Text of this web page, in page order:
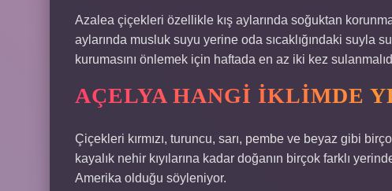
Azalea çiçekleri özellikle kış aylarında soğuktan
aylarında musluk suyu yerine oda sıcaklığındaki suyla
kurumasını önlemek için haftada en az iki kez
AÇELYA HANGI IKLIMDE
Çiçekleri kırmızı, turuncu, sarı, pembe ve beyaz gibi
kayalık nehir kıyılarına kadar doğanın birçok farklı
Amerika olduğu söyleniyor.